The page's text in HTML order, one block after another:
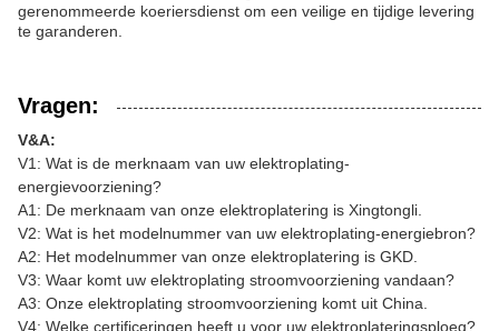
gerenommeerde koeriersdienst om een veilige en tijdige levering
te garanderen.
Vragen:
V&A:
V1: Wat is de merknaam van uw elektroplating-
energievoorziening?
A1: De merknaam van onze elektroplatering is Xingtongli.
V2: Wat is het modelnummer van uw elektroplating-energiebron?
A2: Het modelnummer van onze elektroplatering is GKD.
V3: Waar komt uw elektroplating stroomvoorziening vandaan?
A3: Onze elektroplating stroomvoorziening komt uit China.
V4: Welke certificeringen heeft u voor uw elektroplateringsploeg?